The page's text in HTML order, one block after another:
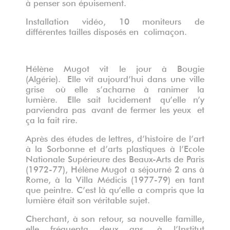
à penser son épuisement.
Installation vidéo, 10 moniteurs de
différentes tailles disposés en colimaçon.
Hélène Mugot vit le jour à Bougie
(Algérie). Elle vit aujourd’hui dans une ville
grise où elle s’acharne à ranimer la
lumière. Elle sait lucidement qu’elle n’y
parviendra pas avant de fermer les yeux et
ça la fait rire.
‌Après des études de lettres, d’histoire de l’art
à la Sorbonne et d’arts plastiques à l’Ecole
Nationale Supérieure des Beaux-Arts de Paris
(1972-77), Hélène Mugot a séjourné 2 ans à
Rome, à la Villa Médicis (1977-79) en tant
que peintre. C’est là qu’elle a compris que la
lumière était son véritable sujet.
Cherchant, à son retour, sa nouvelle famille,
elle fréquenta deux ans, à l’Institut